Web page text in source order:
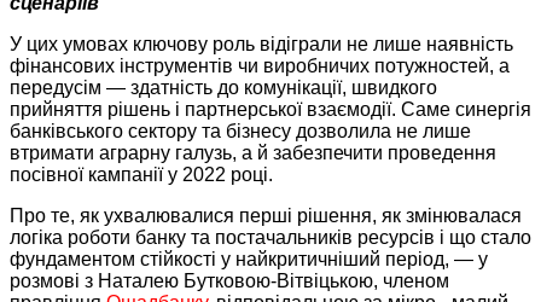
У цих умовах ключову роль відіграли не лише наявність
фінансових інструментів чи виробничих потужностей, а
передусім — здатність до комунікації, швидкого
прийняття рішень і партнерської взаємодії. Саме синергія
банківського сектору та бізнесу дозволила не лише
втримати аграрну галузь, а й забезпечити проведення
посівної кампанії у 2022 році.
Про те, як ухвалювалися перші рішення, як змінювалася
логіка роботи банку та постачальників ресурсів і що стало
фундаментом стійкості у найкритичніший період, — у
розмові з Наталею Бутковою-Вітвіцькою, членом